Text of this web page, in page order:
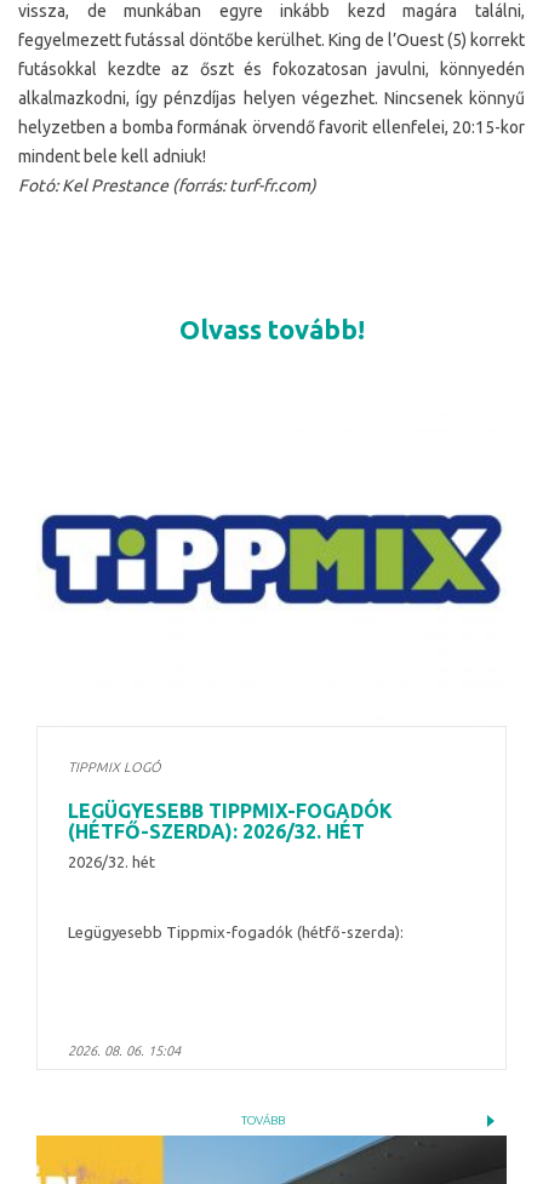
vissza, de munkában egyre inkább kezd magára találni,
fegyelmezett futással döntőbe kerülhet. King de l’Ouest (5) korrekt
futásokkal kezdte az őszt és fokozatosan javulni, könnyedén
alkalmazkodni, így pénzdíjas helyen végezhet. Nincsenek könnyű
helyzetben a bomba formának örvendő favorit ellenfelei, 20:15-kor
mindent bele kell adniuk!
Fotó: Kel Prestance (forrás: turf-fr.com)
Olvass tovább!
TIPPMIX LOGÓ
LEGÜGYESEBB TIPPMIX-FOGADÓK
(HÉTFŐ-SZERDA): 2026/32. HÉT
2026/32. hét
Legügyesebb Tippmix-fogadók (hétfő-szerda):
2026. 08. 06. 15:04
TOVÁBB